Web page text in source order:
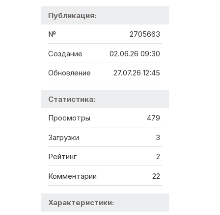
Публикация:
№ 2705663
Создание 02.06.26 09:30
Обновление 27.07.26 12:45
Статистика:
Просмотры 479
Загрузки 3
Рейтинг 2
Комментарии 22
Характеристики: